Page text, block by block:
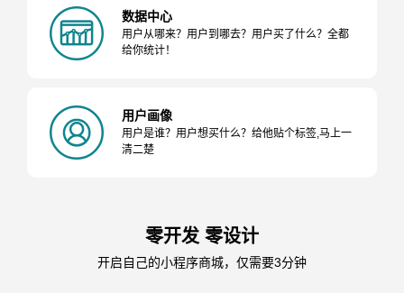
数据中心
用户从哪来？用户到哪去？用户买了什么？全都
给你统计！
用户画像
用户是谁？用户想买什么？给他贴个标签,马上一
清二楚
零开发 零设计
开启自己的小程序商城，仅需要3分钟